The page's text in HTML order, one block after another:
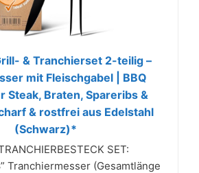
& Tranchierset 2-teilig –
mit Fleischgabel | BBQ
Steak, Braten, Spareribs &
& rostfrei aus Edelstahl
(Schwarz)*
SET:
Tranchiermesser (Gesamtlänge